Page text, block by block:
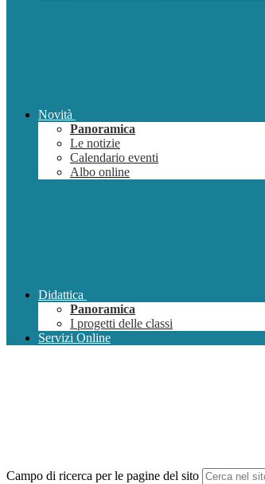
Novità
Panoramica
Le notizie
Calendario eventi
Albo online
Didattica
Panoramica
I progetti delle classi
Servizi Online
Campo di ricerca per le pagine del sito